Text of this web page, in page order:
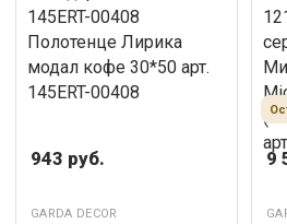
943 руб.
GARDA DECOR
9